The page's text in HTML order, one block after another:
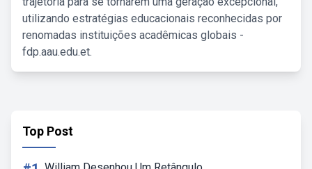
utilizando estratégias educacionais reconhecidas por
renomadas instituições acadêmicas globais -
fdp.aau.edu.et.
Top Post